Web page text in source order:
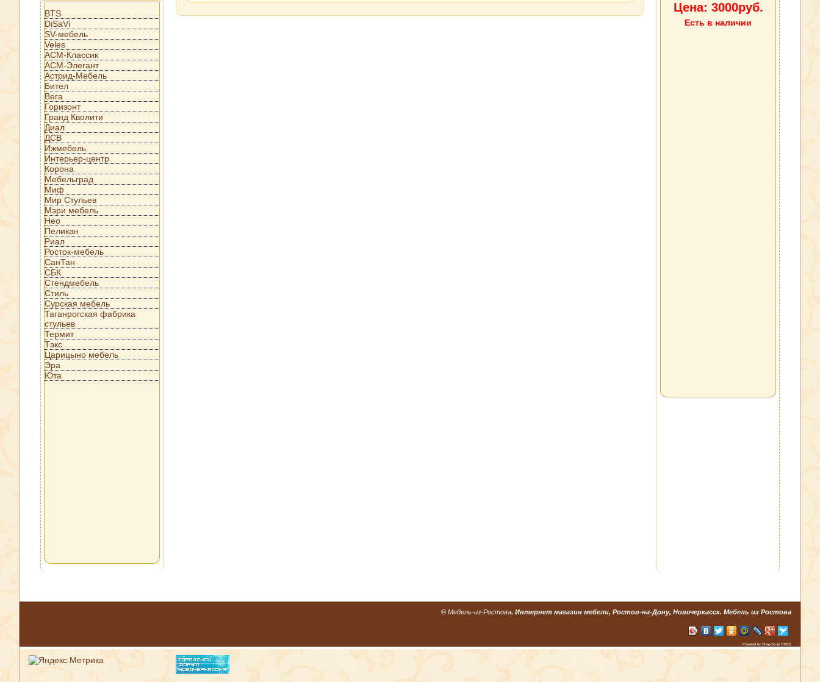
BTS
DiSaVi
SV-мебель
Veles
АСМ-Классик
АСМ-Элегант
Астрид-Мебель
Бител
Вега
Горизонт
Гранд Кволити
Диал
ДСВ
Ижмебель
Интерьер-центр
Корона
Мебельград
Миф
Мир Стульев
Мэри мебель
Нео
Пеликан
Риал
Росток-мебель
СанТан
СБК
Стендмебель
Стиль
Сурская мебель
Таганрогская фабрика
стульев
Термит
Тэкс
Царицыно мебель
Эра
Юта
Цена: 3000руб.
Есть в наличии
© Мебель-из-Ростова. Интернет магазин мебели, Ростов-на-Дону, Новочеркасск. Мебель из Ростова
Powered by Shop-Script FREE